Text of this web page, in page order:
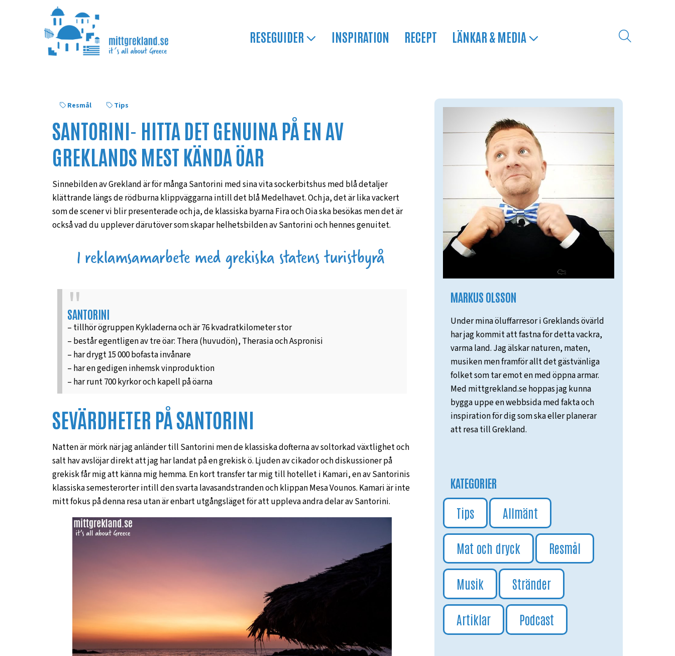
RESEGUIDER INSPIRATION RECEPT LÄNKAR & MEDIA
Resmål Tips
SANTORINI- HITTA DET GENUINA PÅ EN AV
GREKLANDS MEST KÄNDA ÖAR
Sinnebilden av Grekland är för många Santorini med sina vita sockerbitshus med blå detaljer
klättrande längs de rödburna klippväggarna intill det blå Medelhavet. Och ja, det är lika vackert
som de scener vi blir presenterade och ja, de klassiska byarna Fira och Oia ska besökas men det är
också vad du upplever därutöver som skapar helhetsbilden av Santorini och hennes genuitet.
SANTORINI
– tillhör ögruppen Kykladerna och är 76 kvadratkilometer stor
– består egentligen av tre öar: Thera (huvudön), Therasia och Aspronisi
– har drygt 15 000 bofasta invånare
– har en gedigen inhemsk vinproduktion
– har runt 700 kyrkor och kapell på öarna
SEVÄRDHETER PÅ SANTORINI
Natten är mörk när jag anländer till Santorini men de klassiska dofterna av soltorkad växtlighet och
salt hav avslöjar direkt att jag har landat på en grekisk ö. Ljuden av cikador och diskussioner på
grekisk får mig att känna mig hemma. En kort transfer tar mig till hotellet i Kamari, en av Santorinis
klassiska semesterorter intill den svarta lavasandstranden och klippan Mesa Vounos. Kamari är inte
mitt fokus på denna resa utan är enbart utgångsläget för att uppleva andra delar av Santorini.
MARKUS OLSSON
Under mina öluffarresor i Greklands övärld
har jag kommit att fastna för detta vackra,
varma land. Jag älskar naturen, maten,
musiken men framför allt det gästvänliga
folket som tar emot en med öppna armar.
Med mittgrekland.se hoppas jag kunna
bygga uppe en webbsida med fakta och
inspiration för dig som ska eller planerar
att resa till Grekland.
KATEGORIER
Tips Allmänt
Mat och dryck Resmål
Musik Stränder
Artiklar Podcast